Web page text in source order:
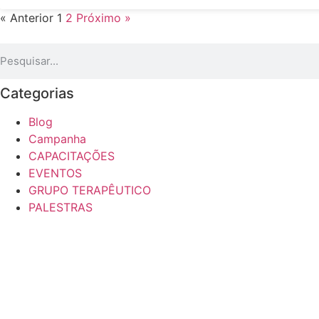
« Anterior 1 2 Próximo »
Categorias
Blog
Campanha
CAPACITAÇÕES
EVENTOS
GRUPO TERAPÊUTICO
PALESTRAS